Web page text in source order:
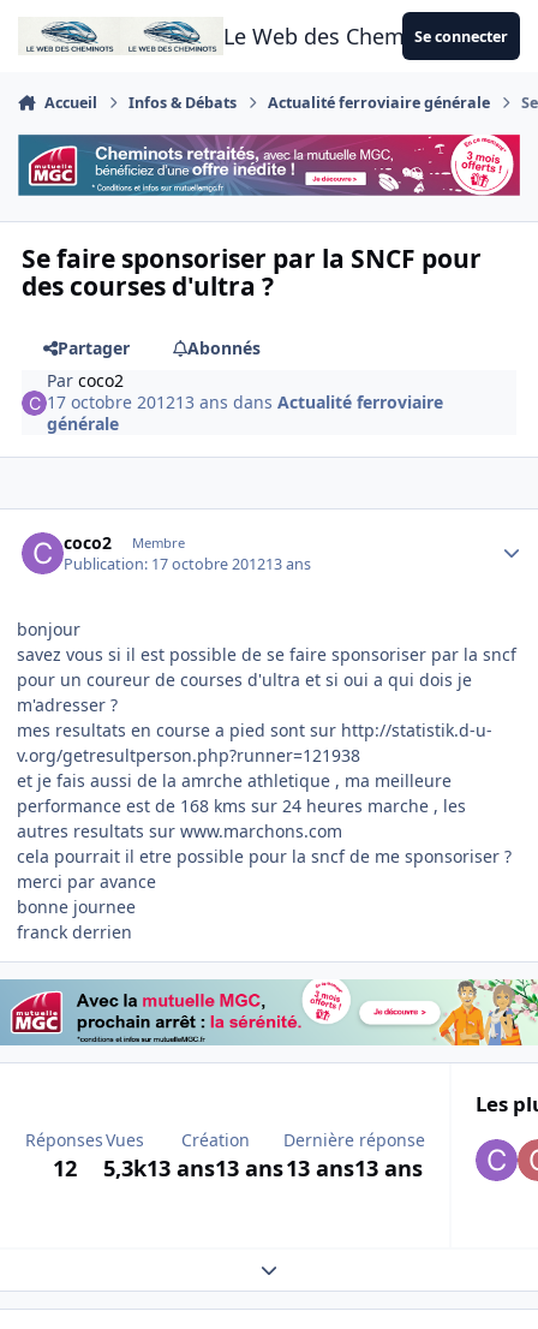
Aller au contenu
Le Web des CheminotsSe connecter
Accueil Infos & Débats Actualité ferroviaire générale
Se faire sponsoriser par la SNCF pour
des courses d'ultra ?
Partager
Abonnés
Parcoco2
17 octobre 201213 ans dansActualité ferroviaire
générale
coco2 Membre
Publication: 17 octobre 201213 ans
bonjour
savez vous si il est possible de se faire sponsoriser par la sncf
pour un coureur de courses d'ultra et si oui a qui dois je
m'adresser ?
mes resultats en course a pied sont sur http://statistik.d-u-
v.org/getresultperson.php?runner=121938
et je fais aussi de la amrche athletique , ma meilleure
performance est de 168 kms sur 24 heures marche , les
autres resultats sur www.marchons.com
cela pourrait il etre possible pour la sncf de me sponsoriser ?
merci par avance
bonne journee
franck derrien
Réponses
12
Vues
5,3k
Création
13 ans13 ans
Dernière réponse
13 ans13 ans
Les
Expand topic overview